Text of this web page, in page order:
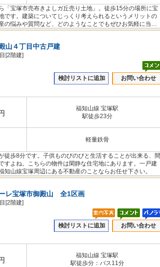
宝塚市売布きよしガ丘売り土地」。徒歩15分の場所に宝
す。建築についてじっくり考えられるというメリットの
悩みや質問など、どのようなことでもぜひお気軽に当社
対応いたします。
山４丁目中古戸建
[2階建]
検討リストに追加 お問い合わせ
福知山線 宝塚駅
駅徒歩23分
軽量鉄骨
歩8分です。子供ものびのびと生活することが出来る、間
よね。こちらの物件は閑静な住宅地にあります。一戸建
山線宝塚周辺にある不動産のことならお任せ下さい。
レ宝塚市御殿山 全1区画
[2階建]
検討リストに追加 お問い合わせ
福知山線 宝塚駅
駅徒歩分：バス11分